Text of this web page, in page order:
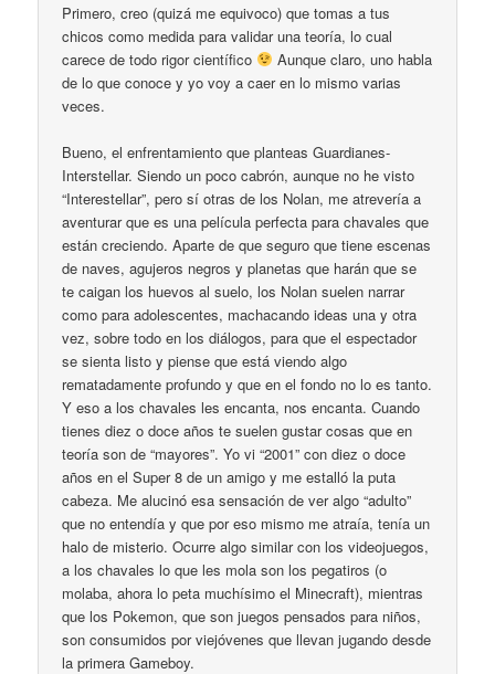
Primero, creo (quizá me equivoco) que tomas a tus
chicos como medida para validar una teoría, lo cual
carece de todo rigor científico
Aunque claro, uno habla
de lo que conoce y yo voy a caer en lo mismo varias
veces.
Bueno, el enfrentamiento que planteas Guardianes-
Interstellar. Siendo un poco cabrón, aunque no he visto
“Interestellar”, pero sí otras de los Nolan, me atrevería a
aventurar que es una película perfecta para chavales que
están creciendo. Aparte de que seguro que tiene escenas
de naves, agujeros negros y planetas que harán que se
te caigan los huevos al suelo, los Nolan suelen narrar
como para adolescentes, machacando ideas una y otra
vez, sobre todo en los diálogos, para que el espectador
se sienta listo y piense que está viendo algo
rematadamente profundo y que en el fondo no lo es tanto.
Y eso a los chavales les encanta, nos encanta. Cuando
tienes diez o doce años te suelen gustar cosas que en
teoría son de “mayores”. Yo vi “2001” con diez o doce
años en el Super 8 de un amigo y me estalló la puta
cabeza. Me alucinó esa sensación de ver algo “adulto”
que no entendía y que por eso mismo me atraía, tenía un
halo de misterio. Ocurre algo similar con los videojuegos,
a los chavales lo que les mola son los pegatiros (o
molaba, ahora lo peta muchísimo el Minecraft), mientras
que los Pokemon, que son juegos pensados para niños,
son consumidos por viejóvenes que llevan jugando desde
la primera Gameboy.